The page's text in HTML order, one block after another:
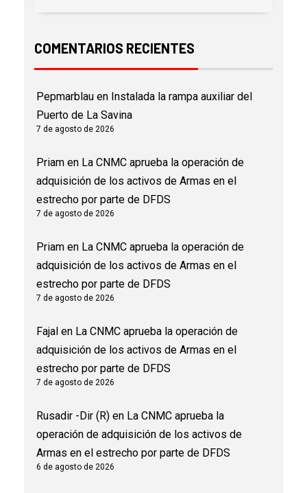
COMENTARIOS RECIENTES
Pepmarblau en Instalada la rampa auxiliar del
Puerto de La Savina
7 de agosto de 2026
Priam en La CNMC aprueba la operación de
adquisición de los activos de Armas en el
estrecho por parte de DFDS
7 de agosto de 2026
Priam en La CNMC aprueba la operación de
adquisición de los activos de Armas en el
estrecho por parte de DFDS
7 de agosto de 2026
Fajal en La CNMC aprueba la operación de
adquisición de los activos de Armas en el
estrecho por parte de DFDS
7 de agosto de 2026
Rusadir -Dir (R) en La CNMC aprueba la
operación de adquisición de los activos de
Armas en el estrecho por parte de DFDS
6 de agosto de 2026